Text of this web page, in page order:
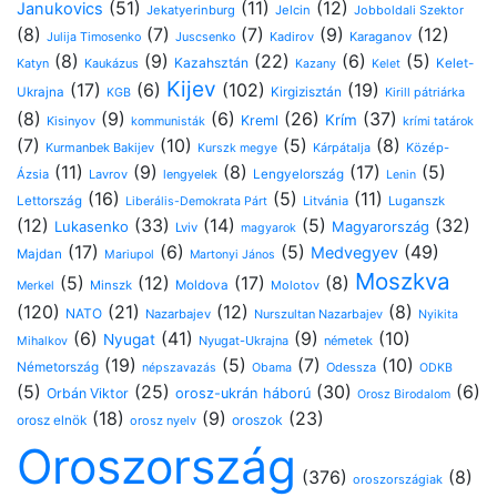
Janukovics (51) Jekatyerinburg (11) Jelcin (12) Jobboldali Szektor
(8) Julija Timosenko (7) Juscsenko (7) Kadirov (9) Karaganov (12)
Katyn (8) Kaukázus (9) Kazahsztán (22) Kazany (6) Kelet (5) Kelet-
Ukrajna (17) KGB (6) Kijev (102) Kirgizisztán (19) Kirill pátriárka
(8) Kisinyov (9) kommunisták (6) Kreml (26) Krím (37) krími tatárok
(7) Kurmanbek Bakijev (10) Kurszk megye (5) Kárpátalja (8) Közép-
Ázsia (11) Lavrov (9) lengyelek (8) Lengyelország (17) Lenin (5)
Lettország (16) Liberális-Demokrata Párt (5) Litvánia (11) Luganszk
(12) Lukasenko (33) Lviv (14) magyarok (5) Magyarország (32)
Majdan (17) Mariupol (6) Martonyi János (5) Medvegyev (49)
Merkel (5) Minszk (12) Moldova (17) Molotov (8) Moszkva
(120) NATO (21) Nazarbajev (12) Nurszultan Nazarbajev (8)
Nyikita
Mihalkov (6) Nyugat (41) Nyugat-Ukrajna (9) németek (10)
Németország (19) népszavazás (5) Obama (7) Odessza (10) ODKB
(5) Orbán Viktor (25) orosz-ukrán háború (30) Orosz Birodalom (6)
orosz elnök (18) orosz nyelv (9) oroszok (23)
Oroszország (376) oroszországiak (8)